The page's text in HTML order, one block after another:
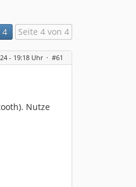
4 Seite 4 von 4
- 19:18 Uhr · #61
Nutze